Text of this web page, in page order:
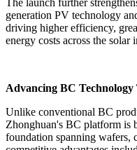
TIANJIN, China, May 26,
("TCL Zhonghuan
announced the launch of its
efficiency module at its
production. Featuring a
architecture and in-house
delivers up to 25.2% module
offering a high-performance
commercial & industrial